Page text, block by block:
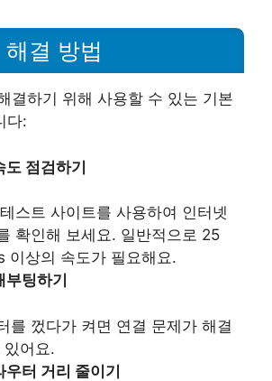
결 방법
결하기 위해 사용할 수 있는 기본
다:
도 점검하기
스트 사이트를 사용하여 인터넷
확인해 보세요. 일반적으로 25
이상의 속도가 필요해요.
팅하기
를 껐다가 켜면 연결 문제가 해결
있어요.
우터 거리 줄이기